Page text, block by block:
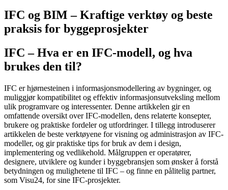
IFC og BIM – Kraftige verktøy og beste
praksis for byggeprosjekter
IFC – Hva er en IFC-modell, og hva
brukes den til?
IFC er hjørnesteinen i informasjonsmodellering av bygninger, og
muliggjør kompatibilitet og effektiv informasjonsutveksling mellom
ulik programvare og interessenter. Denne artikkelen gir en
omfattende oversikt over IFC-modellen, dens relaterte konsepter,
brukere og praktiske fordeler og utfordringer. I tillegg introduserer
artikkelen de beste verktøyene for visning og administrasjon av IFC-
modeller, og gir praktiske tips for bruk av dem i design,
implementering og vedlikehold. Målgruppen er operatører,
designere, utviklere og kunder i byggebransjen som ønsker å forstå
betydningen og mulighetene til IFC – og finne en pålitelig partner,
som Visu24, for sine IFC-prosjekter.